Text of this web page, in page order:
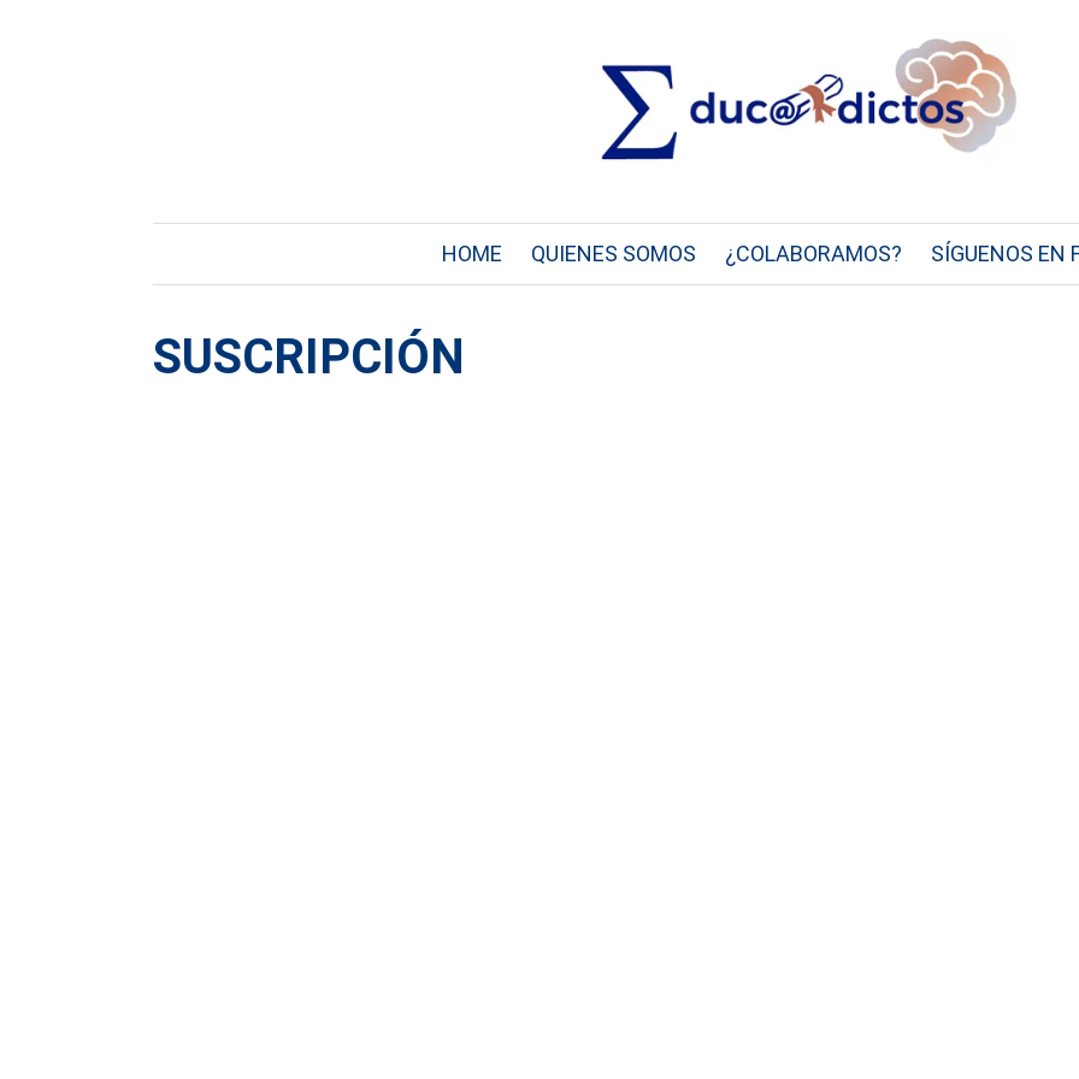
HOME QUIENES SOMOS ¿COLABORAMOS? SÍGUENOS EN
SUSCRIPCIÓN